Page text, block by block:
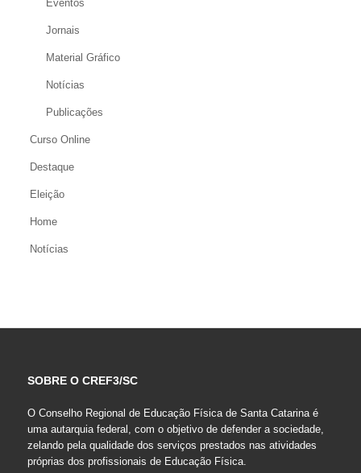
Eventos
Jornais
Material Gráfico
Notícias
Publicações
Curso Online
Destaque
Eleição
Home
Notícias
SOBRE O CREF3/SC
O Conselho Regional de Educação Física de Santa Catarina é
uma autarquia federal, com o objetivo de defender a sociedade,
zelando pela qualidade dos serviços prestados nas atividades
próprias dos profissionais de Educação Física.